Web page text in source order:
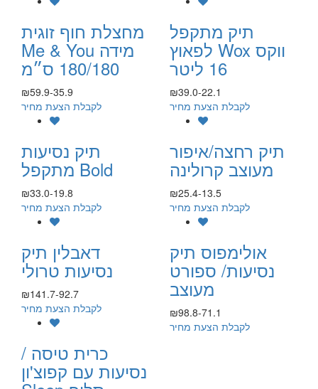
תיק מתקפל
לפאוץ Wox ווקס
16 ליטר
₪39.0-22.1
לקבלת הצעת מחיר
מחצלת חוף זוגית
Me & You מידה
180/180 ס״מ
₪59.9-35.9
לקבלת הצעת מחיר
תיק רחצה/איפור
מעוצב קרולינה
₪25.4-13.5
לקבלת הצעת מחיר
תיק נסיעות
מתקפל Bold
₪33.0-19.8
לקבלת הצעת מחיר
אולימפוס תיק
נסיעות/ ספורט
מעוצב
₪98.8-71.1
לקבלת הצעת מחיר
דאבלין תיק
נסיעות טרולי
₪141.7-92.7
לקבלת הצעת מחיר
כרית טיסה /
נסיעות עם קפוצ'ון